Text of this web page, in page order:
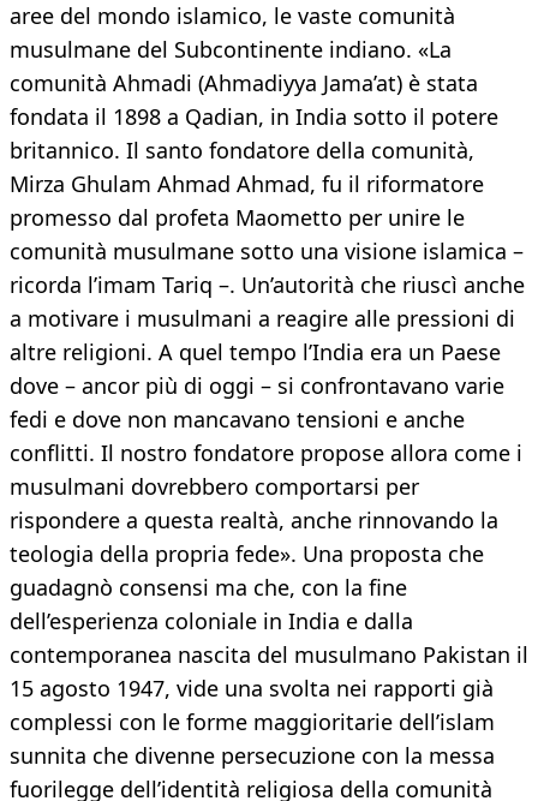
aree del mondo islamico, le vaste comunità
musulmane del Subcontinente indiano. «La
comunità Ahmadi (Ahmadiyya Jama’at) è stata
fondata il 1898 a Qadian, in India sotto il potere
britannico. Il santo fondatore della comunità,
Mirza Ghulam Ahmad Ahmad, fu il riformatore
promesso dal profeta Maometto per unire le
comunità musulmane sotto una visione islamica –
ricorda l’imam Tariq –. Un’autorità che riuscì anche
a motivare i musulmani a reagire alle pressioni di
altre religioni. A quel tempo l’India era un Paese
dove – ancor più di oggi – si confrontavano varie
fedi e dove non mancavano tensioni e anche
conflitti. Il nostro fondatore propose allora come i
musulmani dovrebbero comportarsi per
rispondere a questa realtà, anche rinnovando la
teologia della propria fede». Una proposta che
guadagnò consensi ma che, con la fine
dell’esperienza coloniale in India e dalla
contemporanea nascita del musulmano Pakistan il
15 agosto 1947, vide una svolta nei rapporti già
complessi con le forme maggioritarie dell’islam
sunnita che divenne persecuzione con la messa
fuorilegge dell’identità religiosa della comunità